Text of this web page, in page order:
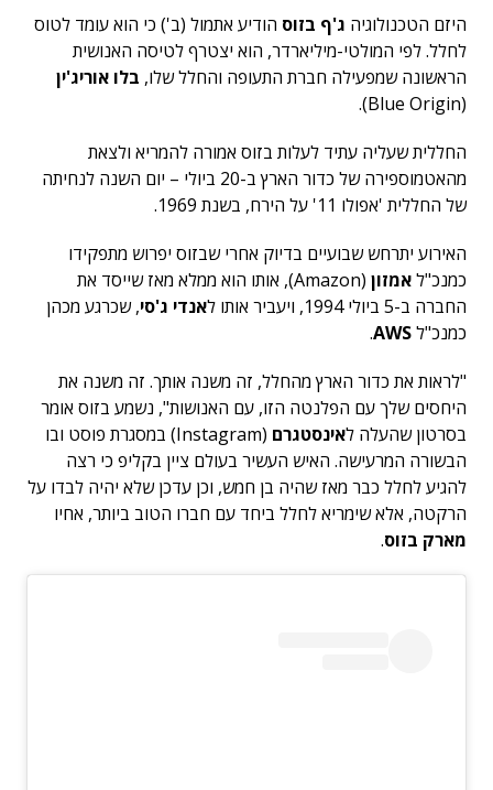
היזם הטכנולוגיה ג'ף בזוס הודיע ​אתמול (ב') כי הוא עומד לטוס
לחלל. לפי המולטי-מיליארדר, הוא יצטרף לטיסה האנושית
הראשונה שמפעילה חברת התעופה והחלל שלו, בלו אוריג'ין
(Blue Origin).
החללית שעליה עתיד לעלות בזוס אמורה להמריא ולצאת
מהאטמוספירה של כדור הארץ ב-20 ביולי – יום השנה לנחיתה
של החללית 'אפולו 11' על הירח, בשנת 1969.
האירוע יתרחש שבועיים בדיוק אחרי שבזוס יפרוש מתפקידו
כמנכ"לאמזון
(Amazon), אותו הוא ממלא מאז שייסד את
החברה ב-5 ביולי 1994, ויעביר אותו ל
אנדי ג'סי, שכרגע מכהן
כמנכ"לAWS
.
"לראות את כדור הארץ מהחלל, זה משנה אותך. זה משנה את
היחסים שלך עם הפלנטה הזו, עם האנושות", נשמע בזוס אומר
בסרטון שהעלה לאינסטגרם
(Instagram) במסגרת פוסט ובו
הבשורה המרעישה. האיש העשיר בעולם ציין בקליפ כי רצה
להגיע לחלל כבר מאז שהיה בן חמש, וכן עדכן שלא יהיה לבדו על
הרקטה, אלא שימריא לחלל ביחד עם חברו הטוב ביותר, אחיו
מארק בזוס.